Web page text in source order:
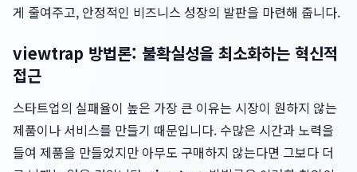
게 줄여주고, 안정적인 비즈니스 성장의 발판을 마련해 줍니다.
viewtrap 방법론: 불확실성을 최소화하는 혁신적
접근
스타트업의 실패율이 높은 가장 큰 이유는 시장이 원하지 않는
제품이나 서비스를 만들기 때문입니다. 수많은 시간과 노력을
들여 제품을 만들었지만 아무도 구매하지 않는다면 그보다 더